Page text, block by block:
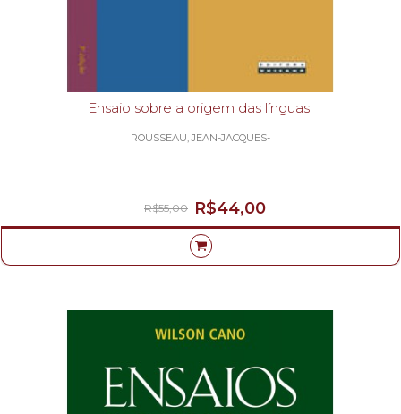
Ensaio sobre a origem das línguas
ROUSSEAU, JEAN-JACQUES-
R$44,00
R$55,00